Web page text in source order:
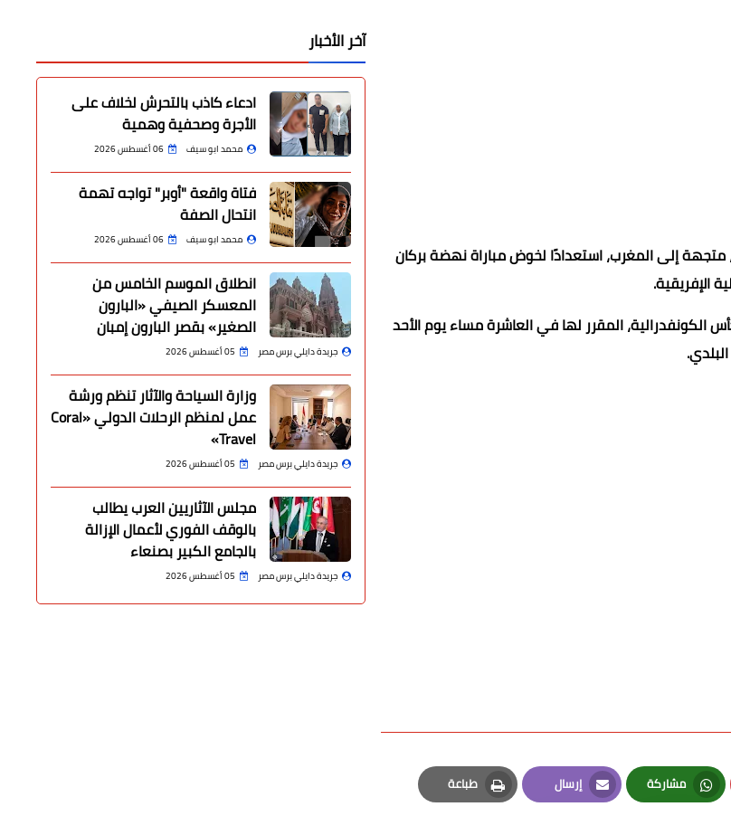
متجهة إلى المغرب، استعدادًا لخوض مباراة نهضة بركان
الإفريقية.
المقرر لها في العاشرة مساء يوم الأحد
مشاركة
Whatsapp
إرسال
Email
طباعة
Print
آخر الأخبار
ادعاء كاذب بالتحرش لخلاف على
الأجرة وصحفية وهمية
محمد ابو سيف 06 أغسطس 2026
فتاة واقعة "أوبر" تواجه تهمة
انتحال الصفة
محمد ابو سيف 06 أغسطس 2026
انطلاق الموسم الخامس من
المعسكر الصيفي «البارون
الصغير» بقصر البارون إمبان
جريدة دايلي برس مصر 05 أغسطس 2026
وزارة السياحة والآثار تنظم ورشة
عمل لمنظم الرحلات الدولي «Coral
Travel»
جريدة دايلي برس مصر 05 أغسطس 2026
مجلس الآثاريين العرب يطالب
بالوقف الفوري لأعمال الإزالة
بالجامع الكبير بصنعاء
جريدة دايلي برس مصر 05 أغسطس 2026